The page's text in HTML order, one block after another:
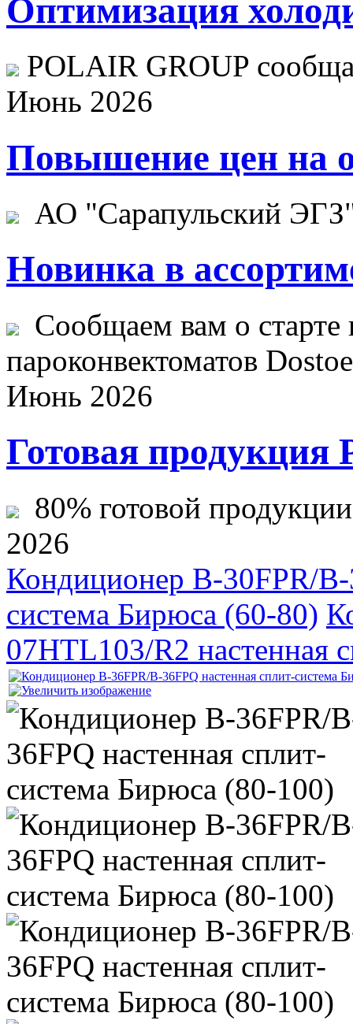
Оптимизация
POLAIR GROUP
Июнь 2026
Повышение цен на
АО "Сарапульский
Новинка в
Сообщаем вам о старте
пароконвектоматов
Июнь 2026
Готовая продукция
80% готовой
2026
Кондиционер B-30FPR/B-
система Бирюса (60-80)
07HTL103/R2 настенная